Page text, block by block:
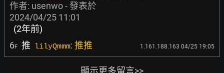
作者: usenwo- 發表於
2024/04/25 11:01
(2年前)
6F 推 lilyQmmm: 推推 1.161.188.163 04/25 19:05
顯示更多留言>>